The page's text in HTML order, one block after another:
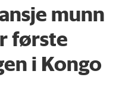
munn
første
i Kongo